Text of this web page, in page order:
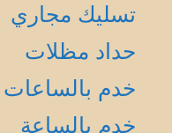
تسليك مجاري
حداد مظلات
خدم بالساعات
خدم بالساعة